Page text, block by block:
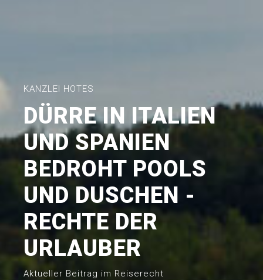
KANZLEI HOTES
DÜRRE IN ITALIEN
UND SPANIEN
BEDROHT POOLS
UND DUSCHEN -
RECHTE DER
URLAUBER
Aktueller Beitrag im Reiserecht